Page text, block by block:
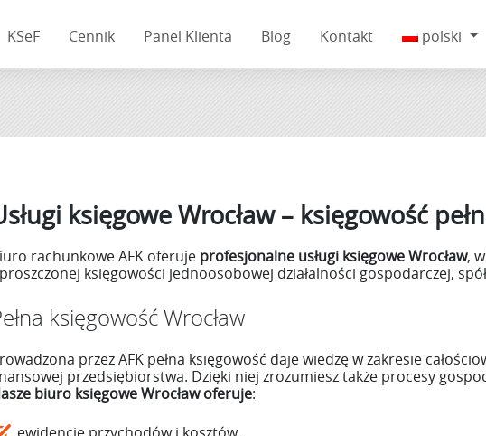
KSeF Cennik Panel Klienta Blog Kontakt polski
księgowe Wrocław – księgowość
rachunkowe AFK oferuje profesjonalne usługi księgowe Wrocław,
księgowości jednoosobowej działalności gospodarczej,
księgowość Wrocław
przez AFK pełna księgowość daje wiedzę w zakresie
przedsiębiorstwa. Dzięki niej zrozumiesz także procesy
biuro księgowe Wrocław oferuje: